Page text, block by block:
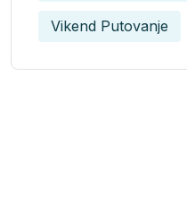
Vikend Putovanje